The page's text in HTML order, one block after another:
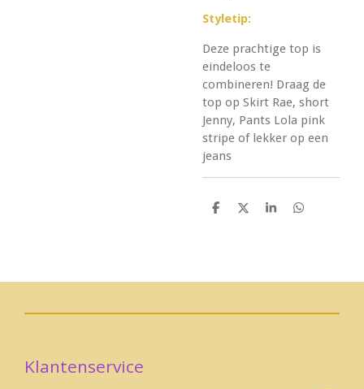
Styletip:
Deze prachtige top is
eindeloos te
combineren! Draag de
top op Skirt Rae, short
Jenny, Pants Lola pink
stripe of lekker op een
jeans
D
D
S
D
Klantenservice